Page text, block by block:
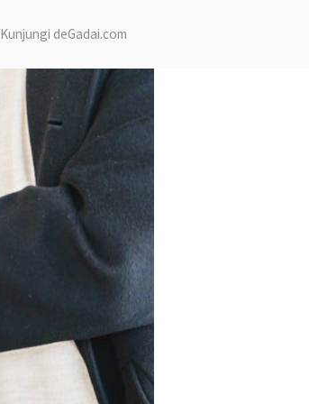
Kunjungi deGadai.com